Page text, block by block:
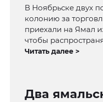
В Ноябрьске двух
колонию за
приехали на Ямал
чтобы
Читать далее >
Два